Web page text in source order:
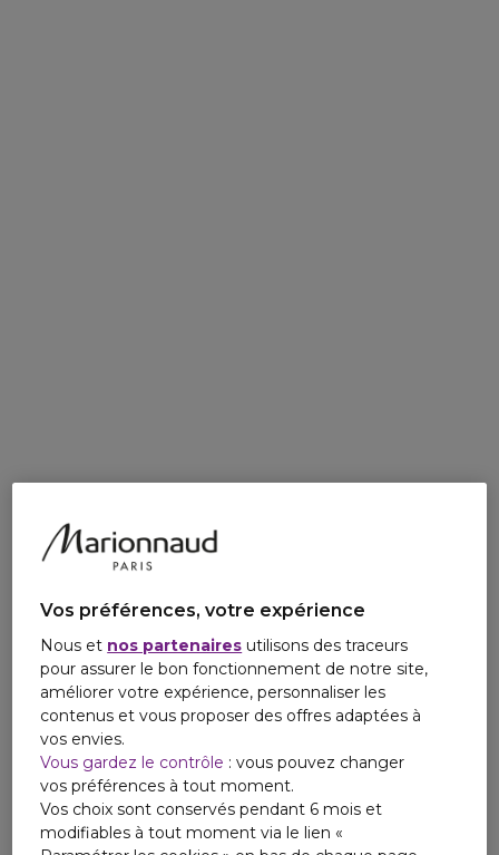
Vos préférences, votre expérience
Nous et nos partenaires utilisons des traceurs
pour assurer le bon fonctionnement de notre site,
améliorer votre expérience, personnaliser les
contenus et vous proposer des offres adaptées à
vos envies.
Vous gardez le contrôle : vous pouvez changer
vos préférences à tout moment.
Vos choix sont conservés pendant 6 mois et
modifiables à tout moment via le lien «